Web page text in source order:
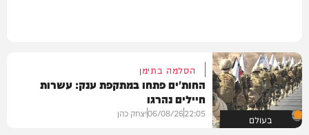
בעולם
הסלמה בתימן
החות'ים פתחו במתקפת ענק: עשרות
חיילים נהרגו
22:05
06/08/26יצחק כהן